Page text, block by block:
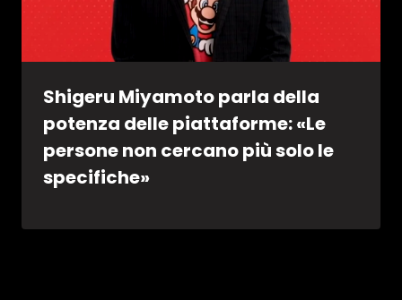
Shigeru Miyamoto parla della
potenza delle piattaforme: «Le
persone non cercano più solo le
specifiche»